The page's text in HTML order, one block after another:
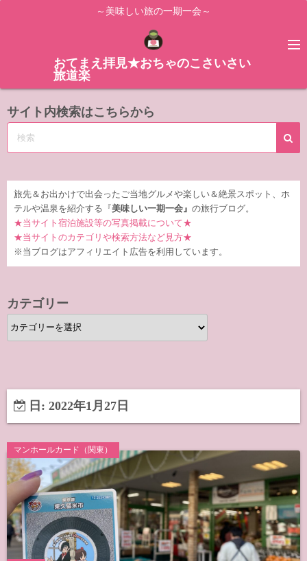
ス
ッ
～美味しい旅の一期一会～
おてまえ拝見★おちゃのこさいさい
旅道楽
サイト内検索はこちらから
旅先＆お出かけで出会ったご当地グルメや楽しい＆絶景スポット、ホ
テルや温泉を紹介する『 美味しい一期一会』 の旅行ブログ。
★当サイト宿泊施設等の写真掲載について★
★当サイトのカテゴリや検索方法など見方★
※当ブログはアフィリエイト広告を利用しています。
カテゴリー
カ
テ
ー
日: 2022年1月27日
マンホールカード（関東）